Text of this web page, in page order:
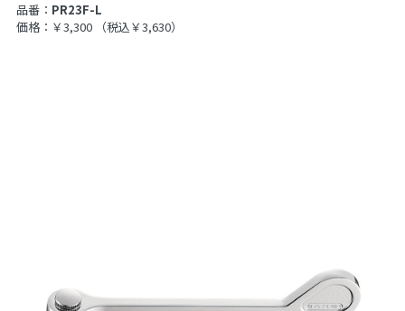
品番： PR23F-L
価格：￥3,300
（税込￥3,630）